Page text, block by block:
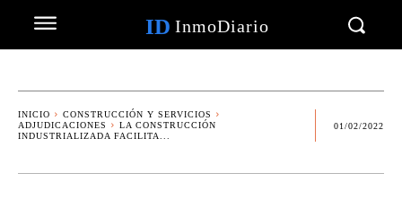
ID InmoDiario
INICIO
CONSTRUCCIÓN Y SERVICIOS
ADJUDICACIONES
LA CONSTRUCCIÓN
INDUSTRIALIZADA FACILITA...
01/02/2022